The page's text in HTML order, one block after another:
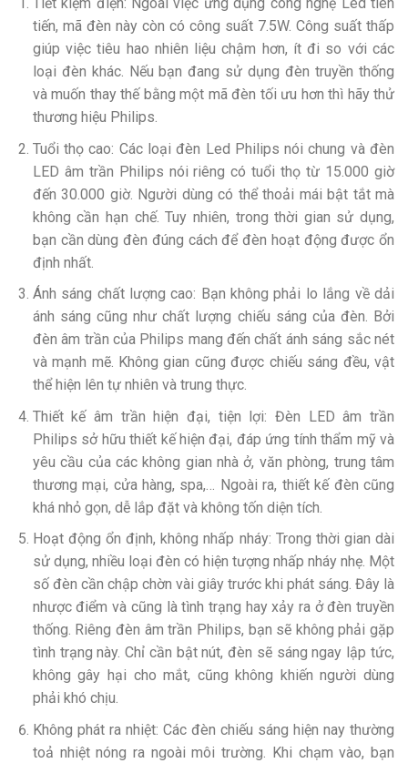
tiến, mã đèn này còn có công suất 7.5W. Công suất thấp
giúp việc tiêu hao nhiên liệu chậm hơn, ít đi so với các
loại đèn khác. Nếu bạn đang sử dụng đèn truyền thống
và muốn thay thế bằng một mã đèn tối ưu hơn thì hãy thử
thương hiệu Philips.
Tuổi thọ cao: Các loại đèn Led Philips nói chung và đèn
LED âm trần Philips nói riêng có tuổi thọ từ 15.000 giờ
đến 30.000 giờ. Người dùng có thể thoải mái bật tắt mà
không cần hạn chế. Tuy nhiên, trong thời gian sử dụng,
bạn cần dùng đèn đúng cách để đèn hoạt động được ổn
định nhất.
Ánh sáng chất lượng cao: Bạn không phải lo lắng về dải
ánh sáng cũng như chất lượng chiếu sáng của đèn. Bởi
đèn âm trần của Philips mang đến chất ánh sáng sắc nét
và mạnh mẽ. Không gian cũng được chiếu sáng đều, vật
thể hiện lên tự nhiên và trung thực.
Thiết kế âm trần hiện đại, tiện lợi: Đèn LED âm trần
Philips sở hữu thiết kế hiện đại, đáp ứng tính thẩm mỹ và
yêu cầu của các không gian nhà ở, văn phòng, trung tâm
thương mại, cửa hàng, spa,… Ngoài ra, thiết kế đèn cũng
khá nhỏ gọn, dễ lắp đặt và không tốn diện tích.
Hoạt động ổn định, không nhấp nháy: Trong thời gian dài
sử dụng, nhiều loại đèn có hiện tượng nhấp nháy nhẹ. Một
số đèn cần chập chờn vài giây trước khi phát sáng. Đây là
nhược điểm và cũng là tình trạng hay xảy ra ở đèn truyền
thống. Riêng đèn âm trần Philips, bạn sẽ không phải gặp
tình trạng này. Chỉ cần bật nút, đèn sẽ sáng ngay lập tức,
không gây hại cho mắt, cũng không khiến người dùng
phải khó chịu.
Không phát ra nhiệt: Các đèn chiếu sáng hiện nay thường
toả nhiệt nóng ra ngoài môi trường. Khi chạm vào, bạn